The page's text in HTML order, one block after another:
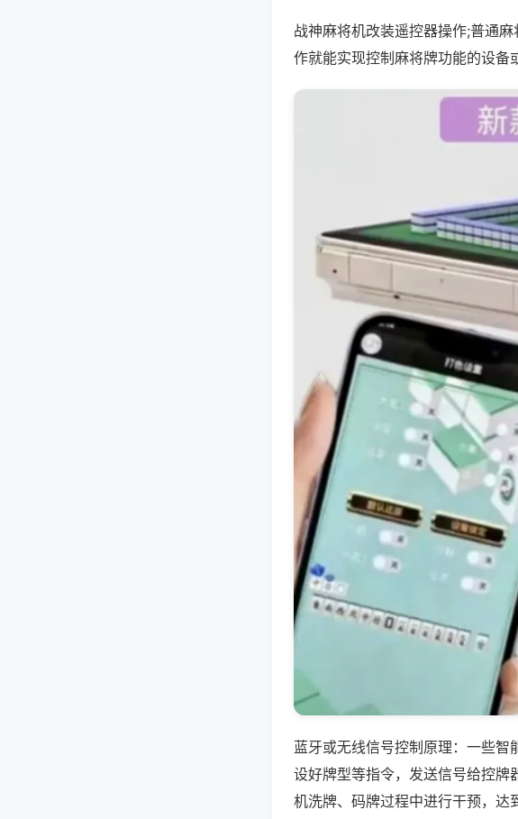
战神麻将机改装遥控器操作;普通
作就能实现控制麻将牌功能的设备
蓝牙或无线信号控制原理：一些
设好牌型等指令，发送信号给控牌
机洗牌、码牌过程中进行干预，达